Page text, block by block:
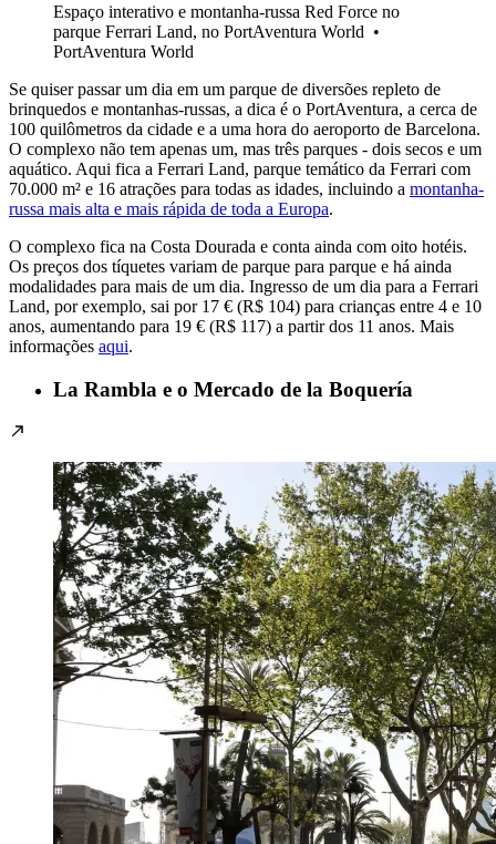
Espaço interativo e montanha-russa Red Force no
parque Ferrari Land, no PortAventura World •
PortAventura World
Se quiser passar um dia em um parque de diversões repleto de
brinquedos e montanhas-russas, a dica é o PortAventura, a cerca de
100 quilômetros da cidade e a uma hora do aeroporto de Barcelona.
O complexo não tem apenas um, mas três parques - dois secos e um
aquático. Aqui fica a Ferrari Land, parque temático da Ferrari com
70.000 m² e 16 atrações para todas as idades, incluindo a montanha-
russa mais alta e mais rápida de toda a Europa.
O complexo fica na Costa Dourada e conta ainda com oito hotéis.
Os preços dos tíquetes variam de parque para parque e há ainda
modalidades para mais de um dia. Ingresso de um dia para a Ferrari
Land, por exemplo, sai por 17 € (R$ 104) para crianças entre 4 e 10
anos, aumentando para 19 € (R$ 117) a partir dos 11 anos. Mais
informações aqui.
La Rambla e o Mercado de la Boquería